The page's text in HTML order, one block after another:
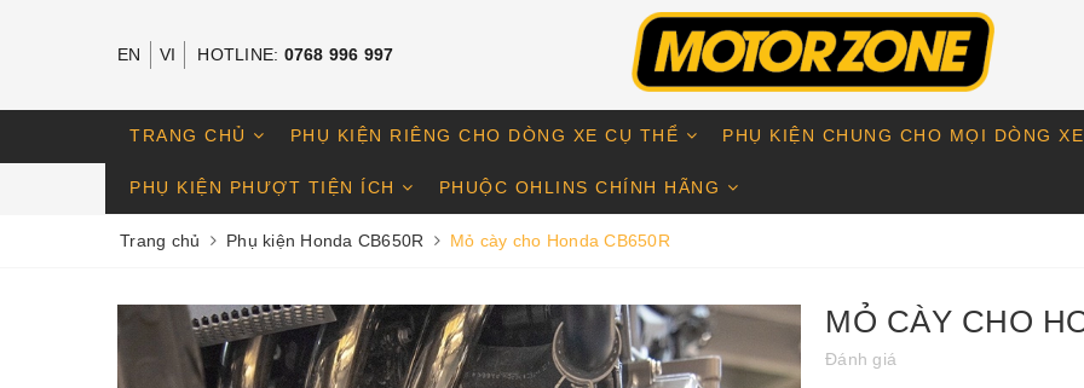
EN VI HOTLINE: 0768 996 997
TRANG CHỦ PHỤ KIỆN RIÊNG CHO DÒNG XE CỤ THỂ PHỤ KIỆN CHUNG CHO MỌI DÒNG
PHỤ KIỆN PHƯỢT TIỆN ÍCH PHUỘC OHLINS CHÍNH HÃNG
Trang chủ Phụ kiện Honda CB650R Mỏ cày cho Honda CB650R
MỎ CÀY CHO
Đánh giá